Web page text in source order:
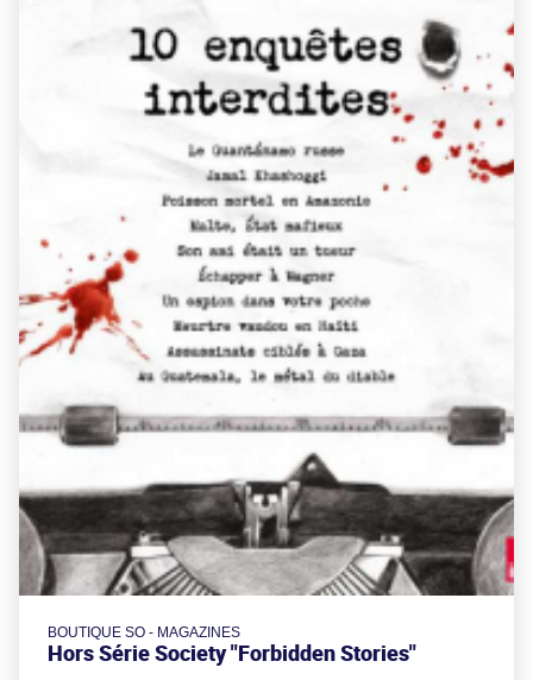
BOUTIQUE SO - MAGAZINES
Hors Série Society "Forbidden Stories"